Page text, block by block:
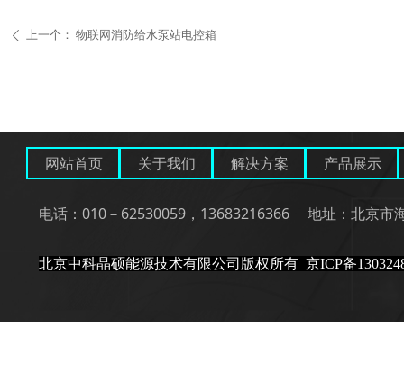
ꄴ 上一个： 物联网消防给水泵站电控箱
北京中科晶硕能源技术有限公司版权所有 京ICP备
电话：010－62530059，13683216366 地址：北京市
网站首页 关于我们 解决方案 产品展示